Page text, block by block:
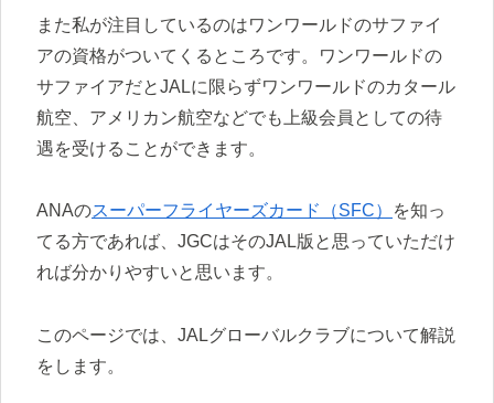
また私が注目しているのはワンワールドのサファイ
アの資格がついてくるところです。ワンワールドの
サファイアだとJALに限らずワンワールドのカタール
航空、アメリカン航空などでも上級会員としての待
遇を受けることができます。
ANAのスーパーフライヤーズカード（SFC）
を知っ
てる方であれば、JGCはそのJAL版と思っていただけ
れば分かりやすいと思います。
このページでは、JALグローバルクラブについて解説
をします。